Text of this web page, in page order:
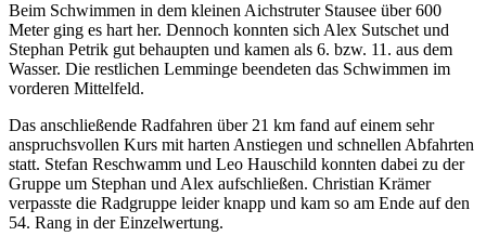
Beim Schwimmen in dem kleinen Aichstruter Stausee über 600
Meter ging es hart her. Dennoch konnten sich Alex Sutschet und
Stephan Petrik gut behaupten und kamen als 6. bzw. 11. aus dem
Wasser. Die restlichen Lemminge beendeten das Schwimmen im
vorderen Mittelfeld.
Das anschließende Radfahren über 21 km fand auf einem sehr
anspruchsvollen Kurs mit harten Anstiegen und schnellen Abfahrten
statt. Stefan Reschwamm und Leo Hauschild konnten dabei zu der
Gruppe um Stephan und Alex aufschließen. Christian Krämer
verpasste die Radgruppe leider knapp und kam so am Ende auf den
54. Rang in der Einzelwertung.